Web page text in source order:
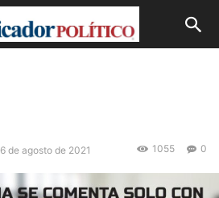
6 de agosto de 2021 0
1055